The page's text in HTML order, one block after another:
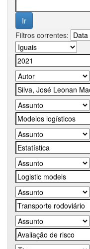
Filtros correntes: